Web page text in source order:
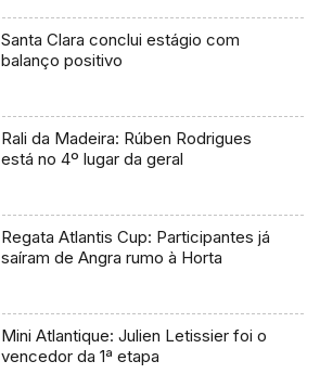
Santa Clara conclui estágio com
balanço positivo
Rali da Madeira: Rúben Rodrigues
está no 4º lugar da geral
Regata Atlantis Cup: Participantes já
saíram de Angra rumo à Horta
Mini Atlantique: Julien Letissier foi o
vencedor da 1ª etapa